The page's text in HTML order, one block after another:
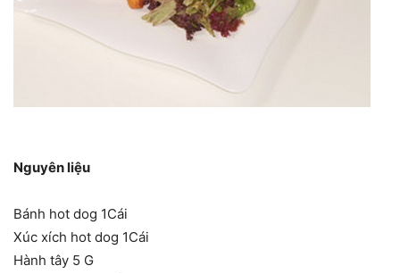
Nguyên liệu
Bánh hot dog 1Cái
Xúc xích hot dog 1Cái
Hành tây 5 G